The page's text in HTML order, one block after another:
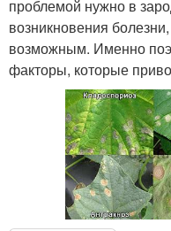
проблемой нужно в
возникновения
возможным. Именно
факторы, которые